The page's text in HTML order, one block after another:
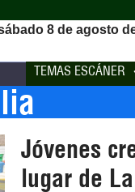
8 de agosto
TEMAS ESCÁNER
Jóvenes
lugar de